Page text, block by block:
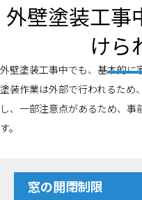
外壁塗装工事
けら
外壁塗装工事中でも、基本的に
塗装作業は外部で行われるため
し、一部注意点があるため、
す。
窓の開閉制限